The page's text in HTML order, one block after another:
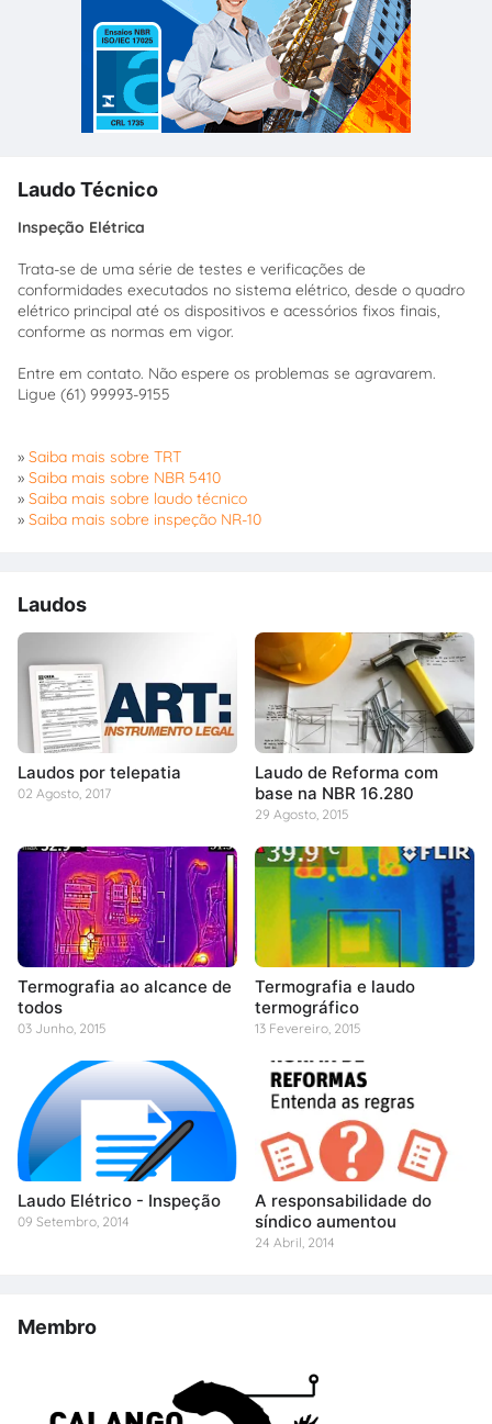
Laudo Técnico
Inspeção Elétrica
Trata-se de uma série de testes e verificações de
conformidades executados no sistema elétrico, desde o quadro
elétrico principal até os dispositivos e acessórios fixos finais,
conforme as normas em vigor.
Entre em contato. Não espere os problemas se agravarem.
Ligue (61) 99993-9155
» Saiba mais sobre TRT
» Saiba mais sobre NBR 5410
» Saiba mais sobre laudo técnico
» Saiba mais sobre inspeção NR-10
Laudos
Laudos por telepatia
02 Agosto, 2017
Laudo de Reforma com
base na NBR 16.280
29 Agosto, 2015
Termografia ao alcance de
todos
03 Junho, 2015
Termografia e laudo
termográfico
13 Fevereiro, 2015
Laudo Elétrico - Inspeção
09 Setembro, 2014
A responsabilidade do
síndico aumentou
24 Abril, 2014
Membro